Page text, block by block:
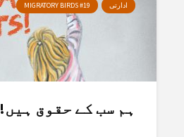
ادارتی MIGRATORY BIRDS #19
ہم سب کے حقوق ہیں!